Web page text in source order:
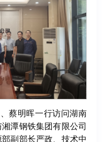
蔡明晖一行访问湖南
潭钢铁集团有限公司
副部长严政、技术中